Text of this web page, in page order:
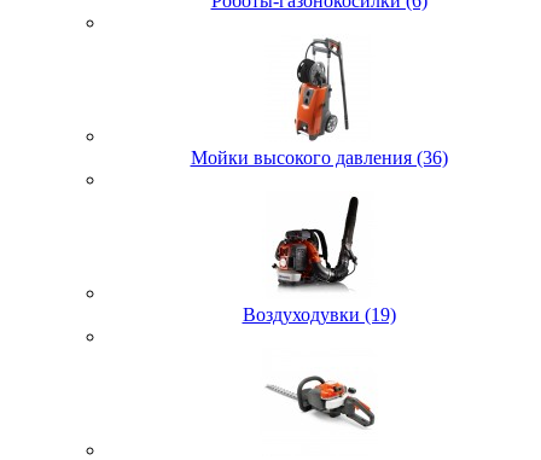
Мойки высокого давления (36)
Воздуходувки (19)